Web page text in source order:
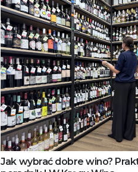
Jak wybrać dobre wino?